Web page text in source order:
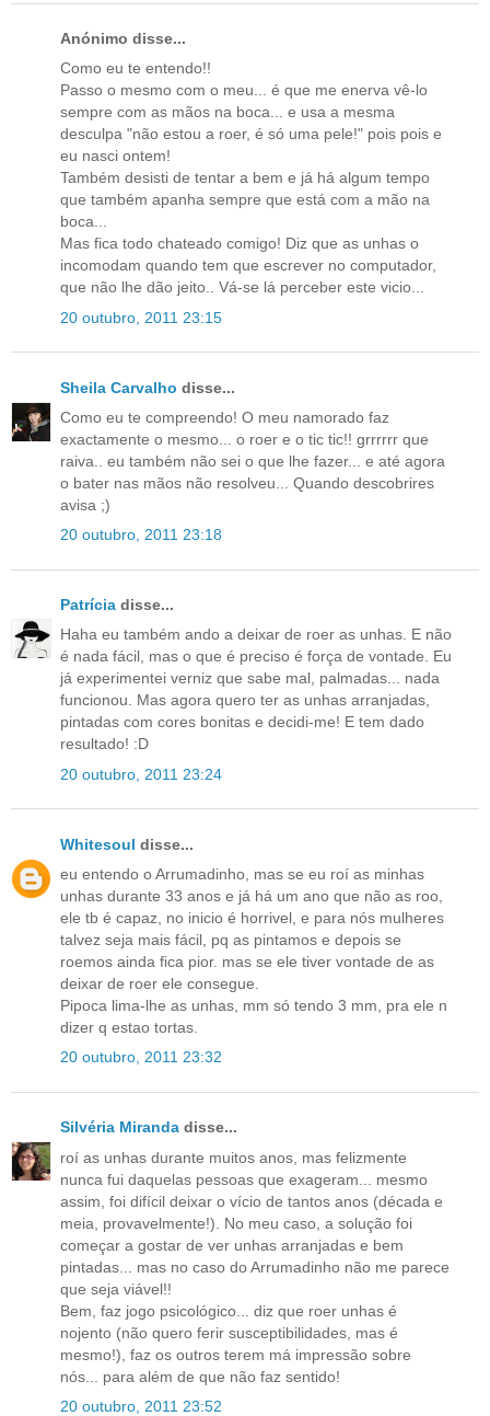
Anónimo disse...
Como eu te entendo!!
Passo o mesmo com o meu... é que me enerva vê-lo
sempre com as mãos na boca... e usa a mesma
desculpa "não estou a roer, é só uma pele!" pois pois e
eu nasci ontem!
Também desisti de tentar a bem e já há algum tempo
que também apanha sempre que está com a mão na
boca...
Mas fica todo chateado comigo! Diz que as unhas o
incomodam quando tem que escrever no computador,
que não lhe dão jeito.. Vá-se lá perceber este vicio...
20 outubro, 2011 23:15
Sheila Carvalho disse...
Como eu te compreendo! O meu namorado faz
exactamente o mesmo... o roer e o tic tic!! grrrrrr que
raiva.. eu também não sei o que lhe fazer... e até agora
o bater nas mãos não resolveu... Quando descobrires
avisa ;)
20 outubro, 2011 23:18
Patrícia disse...
Haha eu também ando a deixar de roer as unhas. E não
é nada fácil, mas o que é preciso é força de vontade. Eu
já experimentei verniz que sabe mal, palmadas... nada
funcionou. Mas agora quero ter as unhas arranjadas,
pintadas com cores bonitas e decidi-me! E tem dado
resultado! :D
20 outubro, 2011 23:24
Whitesoul disse...
eu entendo o Arrumadinho, mas se eu roí as minhas
unhas durante 33 anos e já há um ano que não as roo,
ele tb é capaz, no inicio é horrivel, e para nós mulheres
talvez seja mais fácil, pq as pintamos e depois se
roemos ainda fica pior. mas se ele tiver vontade de as
deixar de roer ele consegue.
Pipoca lima-lhe as unhas, mm só tendo 3 mm, pra ele n
dizer q estao tortas.
20 outubro, 2011 23:32
Silvéria Miranda disse...
roí as unhas durante muitos anos, mas felizmente
nunca fui daquelas pessoas que exageram... mesmo
assim, foi difícil deixar o vício de tantos anos (década e
meia, provavelmente!). No meu caso, a solução foi
começar a gostar de ver unhas arranjadas e bem
pintadas... mas no caso do Arrumadinho não me parece
que seja viável!!
Bem, faz jogo psicológico... diz que roer unhas é
nojento (não quero ferir susceptibilidades, mas é
mesmo!), faz os outros terem má impressão sobre
nós... para além de que não faz sentido!
20 outubro, 2011 23:52